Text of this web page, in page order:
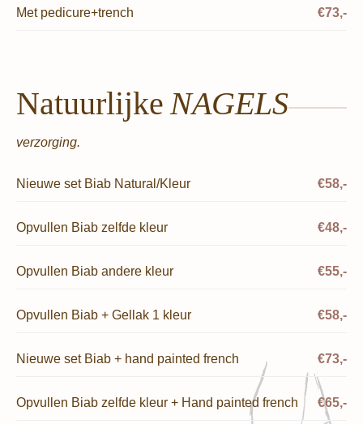
Met pedicure+trench €73,-
Natuurlijke NAGELS
verzorging.
Nieuwe set Biab Natural/Kleur €58,-
Opvullen Biab zelfde kleur €48,-
Opvullen Biab andere kleur €55,-
Opvullen Biab + Gellak 1 kleur €58,-
Nieuwe set Biab + hand painted french €73,-
Opvullen Biab zelfde kleur + Hand painted french €65,-